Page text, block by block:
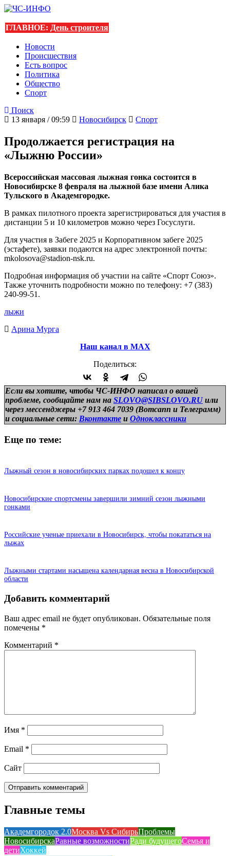
ГЛАВНОЕ: День строителя
Новости
Происшествия
Есть вопрос
Политика
Общество
Спорт
Поиск
13 января / 09:59
Новосибирск Спорт
Продолжается регистрация на
«Лыжню России»
Всероссийская массовая лыжная гонка состоится в
Новосибирске 8 февраля на лыжной базе имени Алика
Тульского в Академгородке.
В рамках пилотного проекта зарегистрироваться для участия в
дистанции 5 и 10 километров можно через Госуслуги.
Для участия в Забеге 2025 и Корпоративном забеге 2025
(эстафете), заявки подаются на адрес электронной почты:
mkolosova@stadion-nsk.ru.
Подробная информация об участии на сайте «Спорт Союз».
Также уточнить подробности можно по телефону: +7 (383)
240-99-51.
лыжи
Арина Мурга
Наш канал в МАХ
Поделиться:
Если вы хотите, чтобы ЧС-ИНФО написал о вашей
проблеме, сообщайте нам на SLOVO@SIBSLOVO.RU или
через мессенджеры +7 913 464 7039 (Вотсапп и Телеграмм)
и социальные сети: Вконтакте и Одноклассники
Еще по теме:
Лыжный сезон в новосибирских парках подошел к концу
Новосибирские спортсмены завершили зимний сезон лыжными
гонками
Российские ученые приехали в Новосибирск, чтобы покататься на
лыжах
Лыжными стартами насыщена календарная весна в Новосибирской
области
Добавить комментарий
Ваш адрес email не будет опубликован. Обязательные поля
помечены *
Комментарий *
Имя *
Email *
Сайт
Главные темы
Академгородок 2.0Москва Vs СибирьПроблемы
НовосибирскаРавные возможностиРади будущегоСемья и
детиХоккей